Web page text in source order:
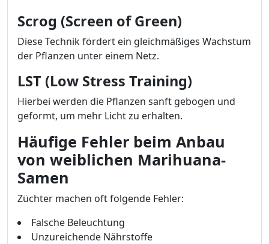
Scrog (Screen of Green)
Diese Technik fördert ein gleichmäßiges Wachstum
der Pflanzen unter einem Netz.
LST (Low Stress Training)
Hierbei werden die Pflanzen sanft gebogen und
geformt, um mehr Licht zu erhalten.
Häufige Fehler beim Anbau
von weiblichen Marihuana-
Samen
Züchter machen oft folgende Fehler:
Falsche Beleuchtung
Unzureichende Nährstoffe